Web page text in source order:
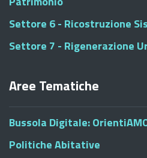
Settore 6 - Ricostruzione
Settore 7 - Rigenerazione
Aree Tematiche
Bussola Digitale:
Politiche Abitative